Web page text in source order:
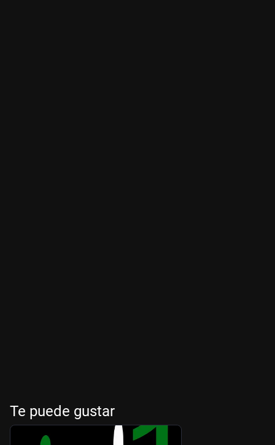
Te puede gustar